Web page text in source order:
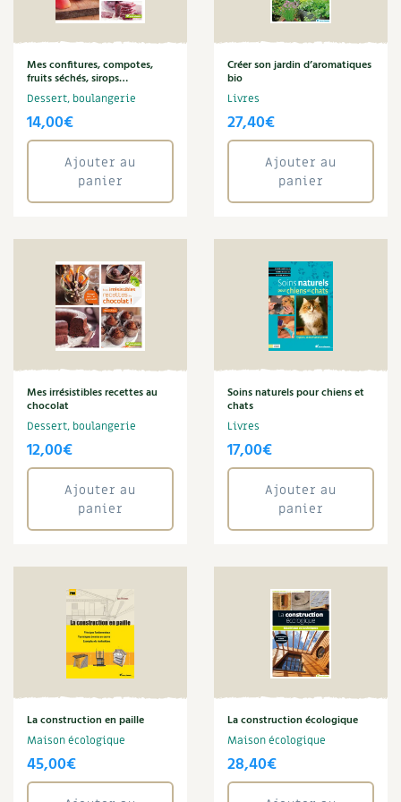
Carnets de saison
Compléments
Dossier4 saisons
Vidéos et podcasts
Secrets d’abonné
Tous au jardin ! avec Pascal
BD : La folle histoire des plantes
Amandine Geers
Aménagement jardin
Anne Denis
Arbre
Aromathérapie
Art
Autonomie
Aymeric Lazarin
Bien-être
Biodiversité
Bricolage
Brigitte Fichaux
Brigitte Lapouge-Déjean
Cécile Baudet
Christine Cieur
Claire Desmares-Poirrier
Claude Aubert
Claudine Luu
Climat
Compost
Conservation
Cuisine saine
Denis Pépin
Énergie
Enfants
Franck Janin
Graines
Guy Avril
Habitat
Jardin bio
Mes confitures, compotes,
fruits séchés, sirops…
Dessert, boulangerie
14,00€
Ajouter au
panier
Créer son jardin d’aromatiques
bio
Livres
27,40€
Ajouter au
panier
Mes irrésistibles recettes au
chocolat
Dessert, boulangerie
12,00€
Ajouter au
panier
Soins naturels pour chiens et
chats
Livres
17,00€
Ajouter au
panier
La construction en paille
Maison écologique
45,00€
La construction écologique
Maison écologique
28,40€